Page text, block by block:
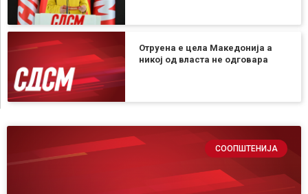
Отруена е цела Македонија а
никој од власта не одговара
СООПШТЕНИЈА